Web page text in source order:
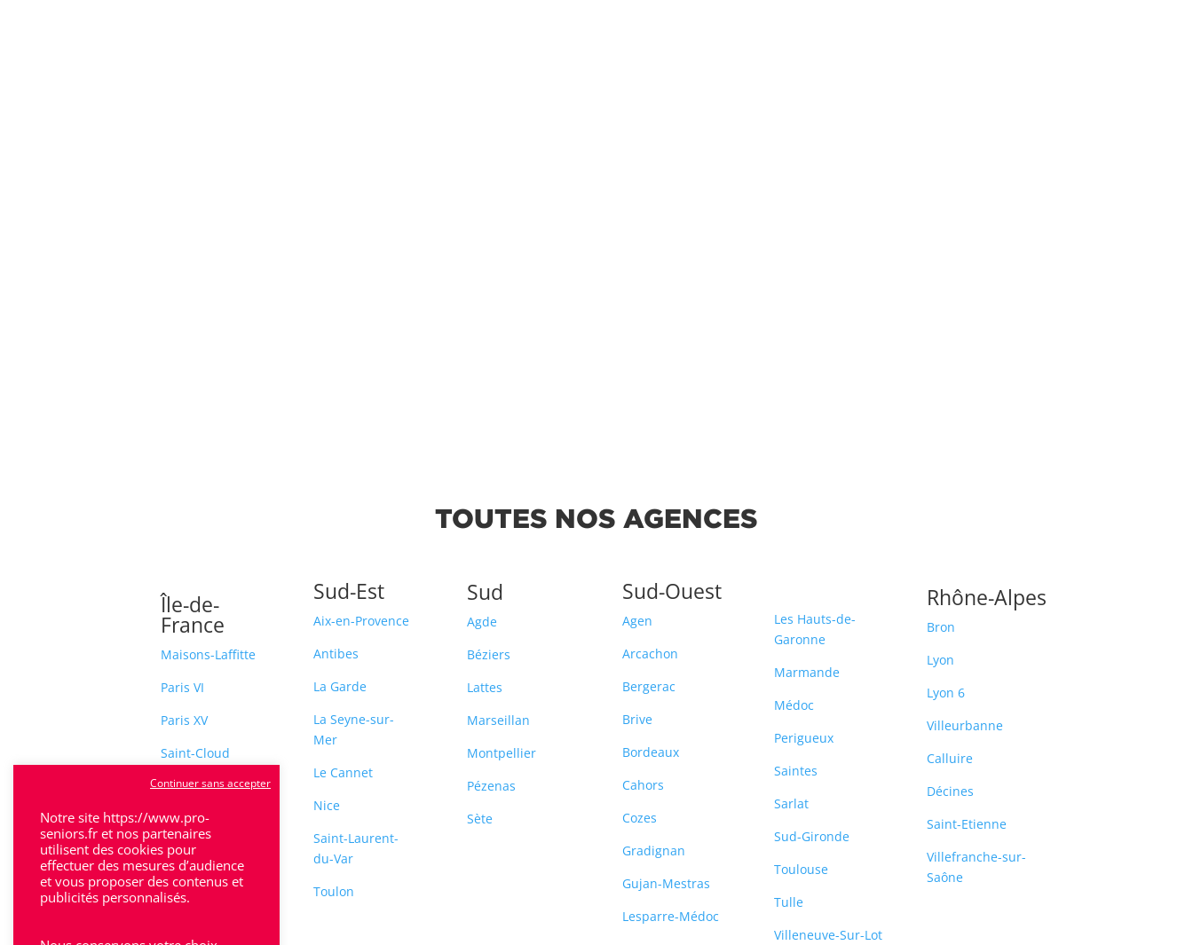
TOUTES NOS AGENCES
Île-de-
France
Maisons-Laffitte
Paris VI
Paris XV
Saint-Cloud
Sceaux
Sud-Est
Aix-en-Provence
Antibes
La Garde
La Seyne-sur-
Mer
Le Cannet
Nice
Saint-Laurent-
du-Var
Toulon
Sud
Agde
Béziers
Lattes
Marseillan
Montpellier
Pézenas
Sète
Sud-Ouest
Agen
Arcachon
Bergerac
Brive
Bordeaux
Cahors
Cozes
Gradignan
Gujan-Mestras
Lesparre-Médoc
Les Hauts-de-
Garonne
Marmande
Médoc
Perigueux
Saintes
Sarlat
Sud-Gironde
Toulouse
Tulle
Villeneuve-Sur-Lot
Rhône-Alpes
Bron
Lyon
Lyon 6
Villeurbanne
Calluire
Décines
Saint-Etienne
Villefranche-sur-
Saône
Notre site https://www.pro-
seniors.fr et nos partenaires
utilisent des cookies pour
effectuer des mesures d’audience
et vous proposer des contenus et
publicités personnalisés.
Continuer sans accepter